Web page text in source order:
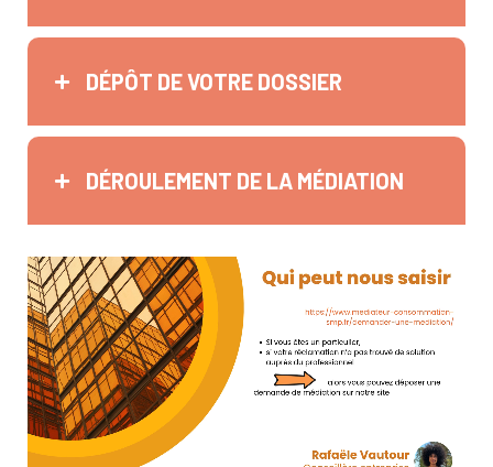
DÉPÔT DE VOTRE DOSSIER
DÉROULEMENT DE LA MÉDIATION